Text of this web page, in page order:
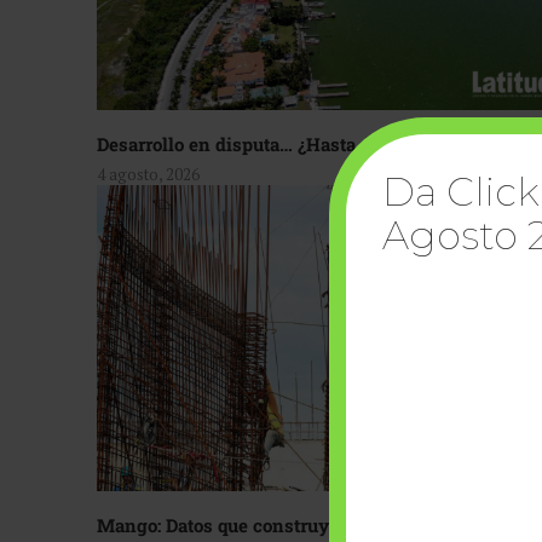
Desarrollo en disputa… ¿Hasta dónde crecer?
4 agosto, 2026
Mango: Datos que construyen confianza
Da
Agosto